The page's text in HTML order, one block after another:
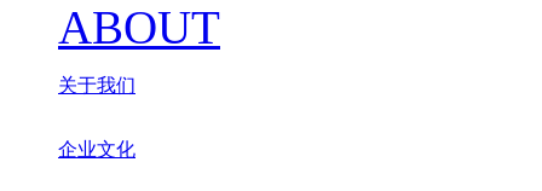
ABOUT
关于我们
企业文化